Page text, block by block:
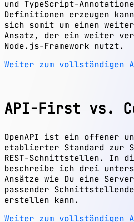
und TypeScript-
Definitionen erzeugen
sich somit um einen
Ansatz, der ein weiter
Node.js-Framework nutzt.
Weiter zum
API-First vs.
OpenAPI ist ein offener
etablierter Standard zur
REST-Schnittstellen. In
beschreibe ich drei
Ansätze wie Du eine
passender
erstellen kann.
Weiter zum